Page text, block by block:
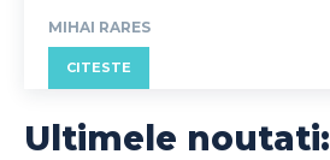
MIHAI RARES
CITESTE
Ultimele noutati: